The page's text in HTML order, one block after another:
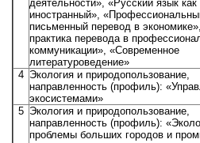
деятельности», «Русский язык как
иностранный»,
письменный перевод в
практика перевода в
коммуникации», «Современное
литературоведение»
4 Экология и природопользование,
направленность (профиль):
экосистемами»
5 Экология и природопользование,
направленность (профиль):
проблемы больших городов и